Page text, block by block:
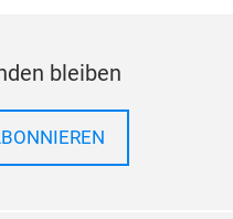
bleiben